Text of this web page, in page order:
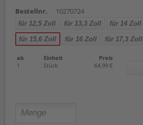
Bestellnr.
10270724
für 12,5 Zoll für 13,3 Zoll für 14 Zoll
für 15,6 Zoll für 16 Zoll für 17,3 Zoll
ab Einheit
Preis
1
Stück 64,99 €